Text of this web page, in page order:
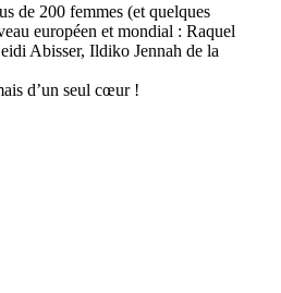
de 200 femmes (et quelques
européen et mondial : Raquel
Abisser, Ildiko Jennah de la
d’un seul cœur !